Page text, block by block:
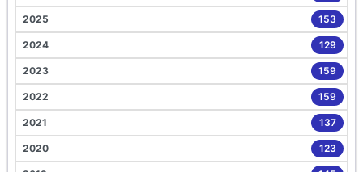
2025 153
2024 129
2023 159
2022 159
2021 137
2020 123